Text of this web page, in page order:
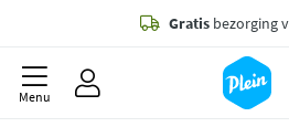
Gratis bezorging
besteld,
Menu